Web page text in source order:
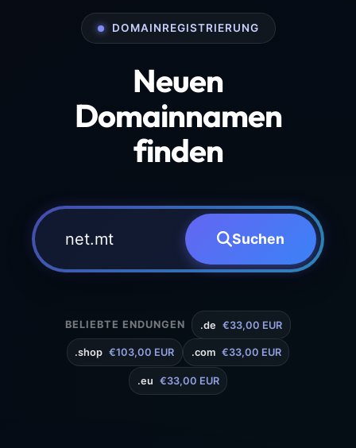
DOMAINREGISTRIERUNG
Neuen
Domainnamen
finden
Suchen
BELIEBTE ENDUNGEN .de €33,00 EUR
.shop €103,00 EUR .com €33,00 EUR
.eu €33,00 EUR